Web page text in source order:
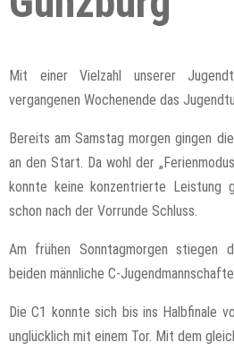
Mit einer Vielzahl unserer
vergangenen Wochenende das
Bereits am Samstag morgen gingen
an den Start. Da wohl der
konnte keine konzentrierte Leistung
schon nach der Vorrunde Schluss.
Am frühen Sonntagmorgen stiegen
beiden männliche C-
Die C1 konnte sich bis ins Halbfinale
unglücklich mit einem Tor. Mit dem